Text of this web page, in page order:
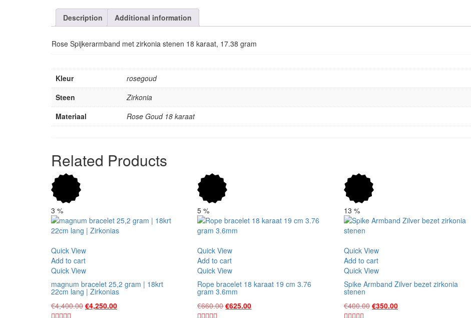
Description Additional information
Rose Spijkerarmband met zirkonia stenen 18 karaat, 17.38 gram
Kleur
rosegoud
Steen
Zirkonia
Materiaal
Rose Goud 18 karaat
Related Products
3 %
Quick View
Add to cart
Quick View
magnum bracelet 25,2 gram | 18krt
22cm lang | Zirkonias
€4,400.00 Original
€4,250.00Current
5%
Quick View
Add to cart
Quick View
Rope bracelet 18 karaat 19 cm 3.76
gram 3.6mm
€660.00Original
€625.00Current
13 %
Quick View
Add to cart
Quick View
Spike Armband Zilver bezet zirkonia
stenen
€400.00 Original
€350.00Current